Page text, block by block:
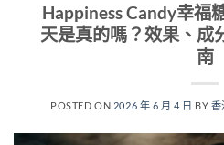
Happiness Candy幸福
天是真的嗎？效果、成
南
POSTED ON 2026 年 6 月 4 日 BY 香